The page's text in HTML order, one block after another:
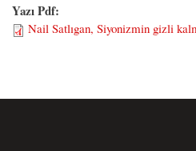
Yazı Pdf:
Nail Satlıgan, Siyonizmin gizli